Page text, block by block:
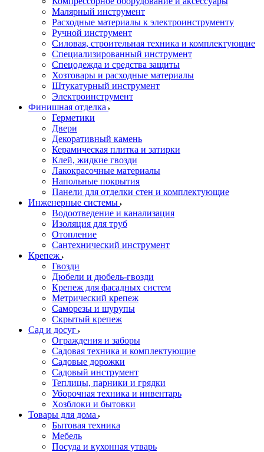
Малярный инструмент
Расходные материалы к электроинструменту
Ручной инструмент
Силовая, строительная техника и комплектующие
Специализированный инструмент
Спецодежда и средства защиты
Хозтовары и расходные материалы
Штукатурный инструмент
Электроинструмент
Финишная отделка
Герметики
Двери
Декоративный камень
Керамическая плитка и затирки
Клей, жидкие гвозди
Лакокрасочные материалы
Напольные покрытия
Панели для отделки стен и комплектующие
Инженерные системы
Водоотведение и канализация
Изоляция для труб
Отопление
Сантехнический инструмент
Крепеж
Гвозди
Дюбели и дюбель-гвозди
Крепеж для фасадных систем
Метрический крепеж
Саморезы и шурупы
Скрытый крепеж
Сад и досуг
Ограждения и заборы
Садовая техника и комплектующие
Садовые дорожки
Садовый инструмент
Теплицы, парники и грядки
Уборочная техника и инвентарь
Хозблоки и бытовки
Товары для дома
Бытовая техника
Мебель
Посуда и кухонная утварь